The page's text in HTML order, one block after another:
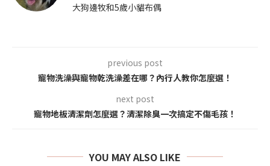
大狗邊牧和5歲小貓布偶
previous post
寵物洗澡與寵物乾洗澡差在哪？內行人教你怎麼選！
next post
寵物地板清潔劑怎麼選？清潔除臭一次搞定不傷毛孩！
YOU MAY ALSO LIKE